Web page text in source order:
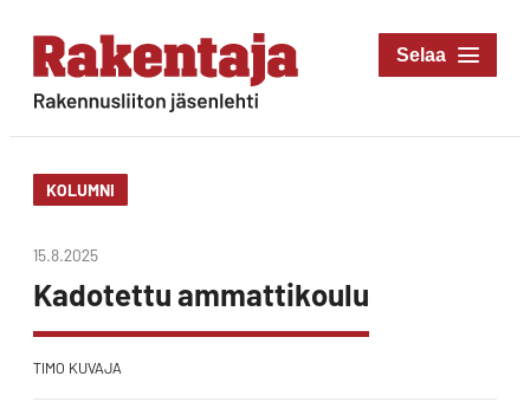
Siirry
suoraan
sisältöön
Rakentaja-lehti
KOLUMNI
15.8.2025
Kadotettu ammattikoulu
TIMO KUVAJA